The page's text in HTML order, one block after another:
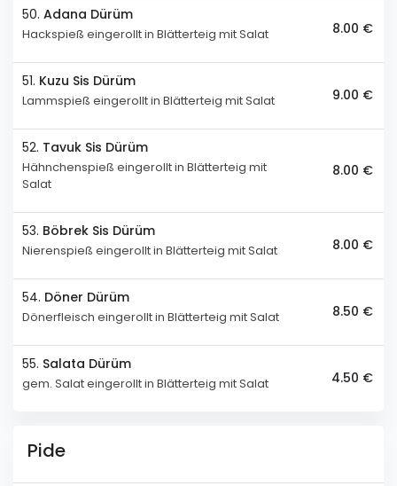
50. Adana Dürüm
Hackspieß eingerollt in Blätterteig mit Salat 8.00 €
51. Kuzu Sis Dürüm
Lammspieß eingerollt in Blätterteig mit Salat 9.00 €
52. Tavuk Sis Dürüm
Hähnchenspieß eingerollt in Blätterteig mit
Salat
8.00 €
53. Böbrek Sis Dürüm
Nierenspieß eingerollt in Blätterteig mit Salat 8.00 €
54. Döner Dürüm
Dönerfleisch eingerollt in Blätterteig mit Salat 8.50 €
55. Salata Dürüm
gem. Salat eingerollt in Blätterteig mit Salat 4.50 €
Pide